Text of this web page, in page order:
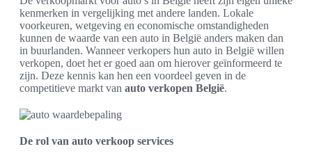
kenmerken in vergelijking met andere landen. Lokale
voorkeuren, wetgeving en economische omstandigheden
kunnen de waarde van een auto in België anders maken dan
in buurlanden. Wanneer verkopers hun auto in België willen
verkopen, doet het er goed aan om hierover geïnformeerd te
zijn. Deze kennis kan hen een voordeel geven in de
competitieve markt van auto verkopen België.
De rol van auto verkoop services